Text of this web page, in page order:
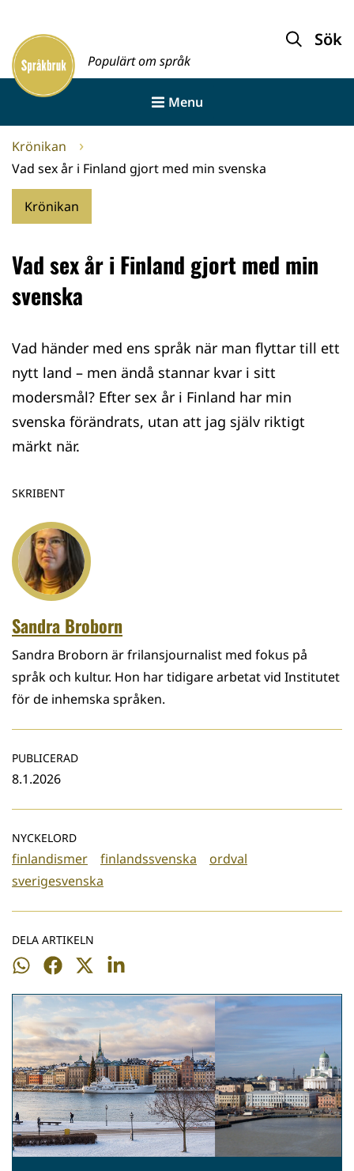
innehållet
Framsida
Populärt om språk
Sök
Menu
Krönikan
Vad sex år i Finland gjort med min svenska
Krönikan
Vad sex år i Finland gjort med min
svenska
Vad händer med ens språk när man flyttar till ett
nytt land – men ändå stannar kvar i sitt
modersmål? Efter sex år i Finland har min
svenska förändrats, utan att jag själv riktigt
märkt när.
SKRIBENT
Sandra Broborn
Sandra Broborn är frilansjournalist med fokus på
språk och kultur. Hon har tidigare arbetat vid Institutet
för de inhemska språken.
PUBLICERAD
8.1.2026
NYCKELORD
finlandismer finlandssvenska
ordval
sverigesvenska
DELA ARTIKELN
Dela
WhatsApp
Dela
Facebook
Dela
Twitter
Dela
LinkedIn